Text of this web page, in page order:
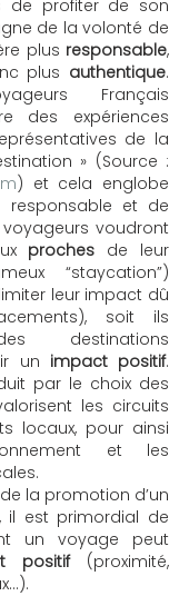
de profiter de son
de la volonté de
plus responsable,
plus authentique.
Français
des expériences
de la
» (Source :
) et cela englobe
responsable et de
voudront
proches de leur
“staycation”)
leur impact dû
soit ils
destinations
un impact positif.
par le choix des
les circuits
locaux, pour ainsi
et les
la promotion d’un
il est primordial de
un voyage peut
positif (proximité,